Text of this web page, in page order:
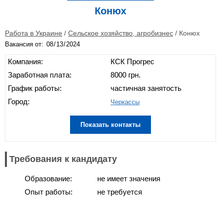
Конюх
Работа в Украине / Сельское хозяйство, агробизнес / Конюх
Вакансия от:
Компания:
Заработная плата:
График работы:
Город:
КСК Прогрес
8000 грн.
частичная занятость
Черкассы
Показать контакты
Требования к кандидату
Образование:
Опыт работы:
не имеет значения
не требуется